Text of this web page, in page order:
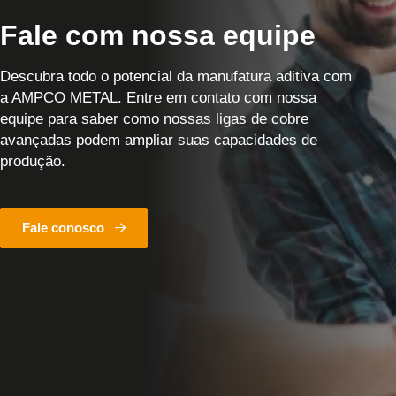
Fale com nossa equipe
Descubra todo o potencial da manufatura aditiva com
a AMPCO METAL. Entre em contato com nossa
equipe para saber como nossas ligas de cobre
avançadas podem ampliar suas capacidades de
produção.
Fale conosco